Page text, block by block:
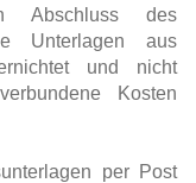
Abschluss des
Unterlagen aus
und nicht
Kosten
per Post